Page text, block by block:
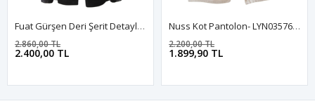
Fuat Gürşen Deri Şerit Detaylı Pantolon- LYN04032 Siyah
2.400,00 TL
2.860,00 TL
Nuss Kot Pantolon- LYN03576 Ekru
1.899,90 TL
2.200,00 TL